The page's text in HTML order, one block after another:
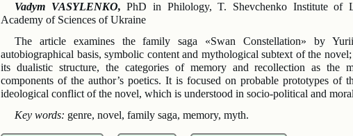
Vadym VASYLENKO, PhD in Philology, T. Shevchenko Institute of
Academy of Sciences of Ukraine
The article examines the family saga «Swan Constellation» by
autobiographical basis, symbolic content and mythological subtext of the novel;
its dualistic structure, the categories of memory andrecollection as the
components of the author’s poetics. It is focused on probable prototypes of
ideological conflict of the novel, which is understood in socio-political and
Key words: genre, novel, family saga, memory, myth.